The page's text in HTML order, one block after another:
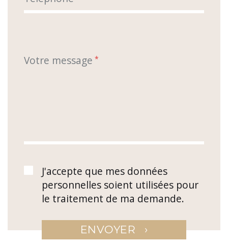
Votre message *
J'accepte que mes données
personnelles soient utilisées pour
le traitement de ma demande.
ENVOYER ›